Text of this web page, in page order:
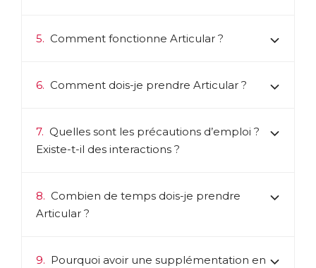
du système locomoteur (articulations, os, muscles et
tendons), ainsi que sur la circulation sanguine pour
inégalable.
Télécharger la fiche produit
5. Comment fonctionne Articular ?
6. Comment dois-je prendre Articular ?
7. Quelles sont les précautions d’emploi ?
Existe-t-il des interactions ?
8. Combien de temps dois-je prendre
Articular ?
9. Pourquoi avoir une supplémentation en